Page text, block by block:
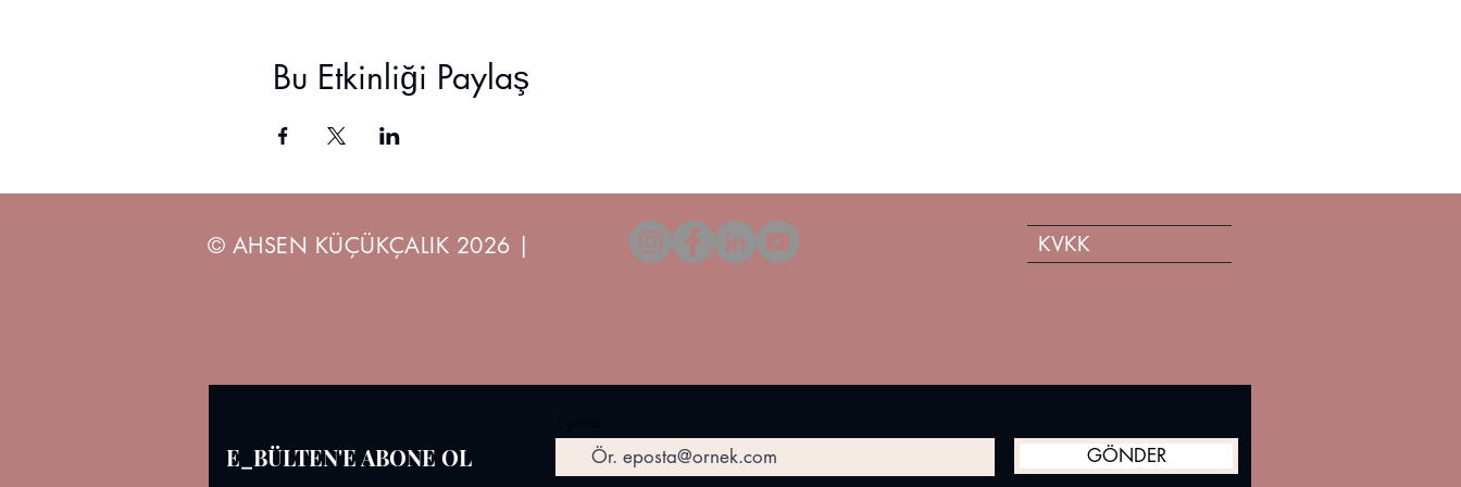
Bu Etkinliği Paylaş
© AHSEN KÜÇÜKÇALIK 2026 | KVKK
E_BÜLTEN'E ABONE OL GÖNDER